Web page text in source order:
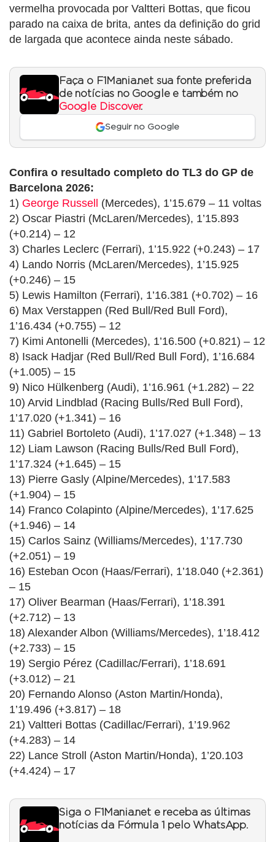
vermelha provocada por Valtteri Bottas, que ficou
parado na caixa de brita, antes da definição do grid
de largada que acontece ainda neste sábado.
Faça o F1Mania.net sua fonte preferida
de notícias no Google e também no
Google Discover.
Seguir no Google
Confira o resultado completo do TL3 do GP de
Barcelona 2026:
1) George Russell
(Mercedes), 1’15.679 – 11 voltas
2) Oscar Piastri (McLaren/Mercedes), 1’15.893
(+0.214) – 12
3) Charles Leclerc (Ferrari), 1’15.922 (+0.243) – 17
4) Lando Norris (McLaren/Mercedes), 1’15.925
(+0.246) – 15
5) Lewis Hamilton (Ferrari), 1’16.381 (+0.702) – 16
6) Max Verstappen (Red Bull/Red Bull Ford),
1’16.434 (+0.755) – 12
7) Kimi Antonelli (Mercedes), 1’16.500 (+0.821) – 12
8) Isack Hadjar (Red Bull/Red Bull Ford), 1’16.684
(+1.005) – 15
9) Nico Hülkenberg (Audi), 1’16.961 (+1.282) – 22
10) Arvid Lindblad (Racing Bulls/Red Bull Ford),
1’17.020 (+1.341) – 16
11) Gabriel Bortoleto (Audi), 1’17.027 (+1.348) – 13
12) Liam Lawson (Racing Bulls/Red Bull Ford),
1’17.324 (+1.645) – 15
13) Pierre Gasly (Alpine/Mercedes), 1’17.583
(+1.904) – 15
14) Franco Colapinto (Alpine/Mercedes), 1’17.625
(+1.946) – 14
15) Carlos Sainz (Williams/Mercedes), 1’17.730
(+2.051) – 19
16) Esteban Ocon (Haas/Ferrari), 1’18.040 (+2.361)
– 15
17) Oliver Bearman (Haas/Ferrari), 1’18.391
(+2.712) – 13
18) Alexander Albon (Williams/Mercedes), 1’18.412
(+2.733) – 15
19) Sergio Pérez (Cadillac/Ferrari), 1’18.691
(+3.012) – 21
20) Fernando Alonso (Aston Martin/Honda),
1’19.496 (+3.817) – 18
21) Valtteri Bottas (Cadillac/Ferrari), 1’19.962
(+4.283) – 14
22) Lance Stroll (Aston Martin/Honda), 1’20.103
(+4.424) – 17
Siga o F1Mania.net e receba as últimas
notícias da Fórmula 1 pelo WhatsApp.